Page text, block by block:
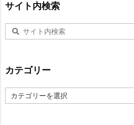
サイト内検索
カテゴリー
テ